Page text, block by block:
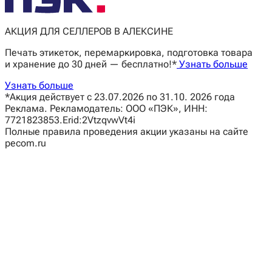
АКЦИЯ ДЛЯ СЕЛЛЕРОВ В АЛЕКСИНЕ
Печать этикеток, перемаркировка, подготовка товара
и хранение до 30 дней — бесплатно!* Узнать больше
Узнать больше
*Акция действует с 23.07.2026 по 31.10. 2026 года
Реклама. Рекламодатель: ООО «ПЭК», ИНН:
7721823853.Erid:2VtzqvwVt4i
Полные правила проведения акции указаны на сайте
pecom.ru